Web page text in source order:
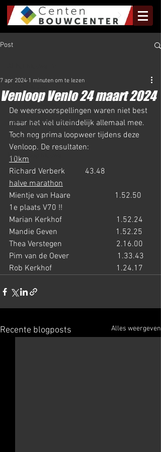
Post
Olympus Nieuws
Halve Marathon Nieuws
Rundje Mill Nieuws
Kuilenloop Nieuws
Venloop Venlo 24 maart 2024
7 apr 2024 1 minuten om te lezen
De weersvoorspellingen waren niet best
maar het viel uiteindelijk allemaal mee.
Toch nog prima loopweer tijdens deze
Venloop. De resultaten:
10km
Richard Verberk          43.48
halve marathon
Mientje van Haare                      1.52.50
1e plaats V70 !!
Marian Kerkhof                           1.52.24
Mandie Geven                             1.52.25
Thea Verstegen                           2.16.00
Pim van de Oever                        1.33.43
Rob Kerkhof                                1.24.17
Recente blogposts Alles weergeven